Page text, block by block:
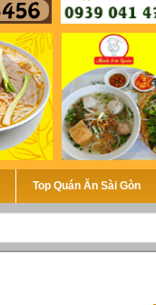
Top Quán Ăn Sài Gòn